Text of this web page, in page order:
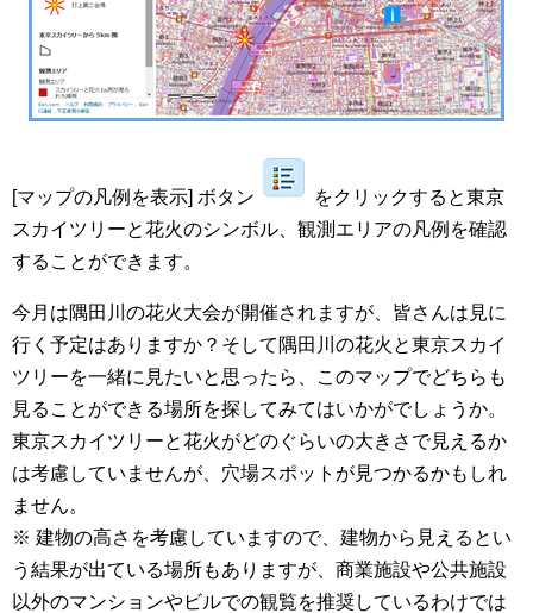
[マップの凡例を表示] ボタン
をクリックすると東京
スカイツリーと花火のシンボル、観測エリアの凡例を確認
することができます。
今月は隅田川の花火大会が開催されますが、皆さんは見に
行く予定はありますか？そして隅田川の花火と東京スカイ
ツリーを一緒に見たいと思ったら、このマップでどちらも
見ることができる場所を探してみてはいかがでしょうか。
東京スカイツリーと花火がどのぐらいの大きさで見えるか
は考慮していませんが、穴場スポットが見つかるかもしれ
ません。
※ 建物の高さを考慮していますので、建物から見えるとい
う結果が出ている場所もありますが、商業施設や公共施設
以外のマンションやビルでの観覧を推奨しているわけでは